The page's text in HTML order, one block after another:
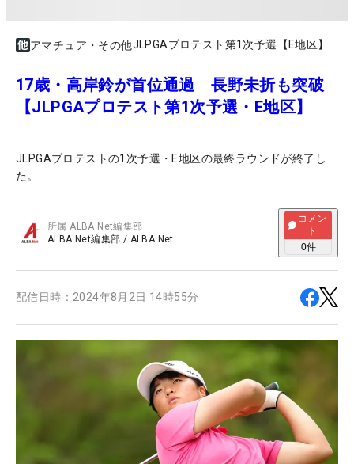
アマチュア・その他JLPGAプロテスト第1次予選【E地区】
17歳・高岸鈴が首位通過 長野未折も突破
【JLPGAプロテスト第1次予選・E地区】
JLPGAプロテストの1次予選・E地区の最終ラウンドが終了し
た。
所属ALBA Net編集部
ALBA Net編集部 / ALBA Net
コメン
ト
0件
配信日時： 2024年8月2日 14時55分